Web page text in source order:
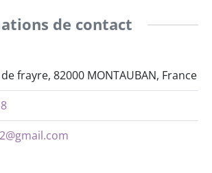
de contact
frayre, 82000 MONTAUBAN, France